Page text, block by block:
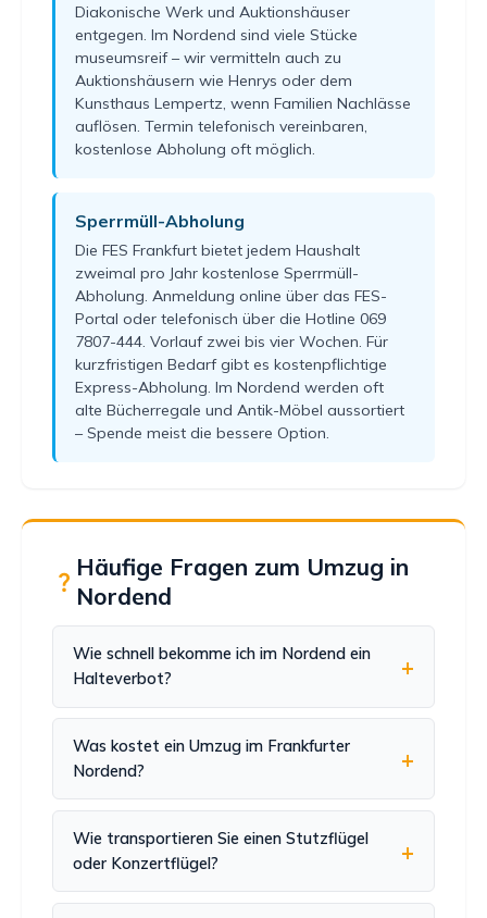
Diakonische Werk und Auktionshäuser
entgegen. Im Nordend sind viele Stücke
museumsreif – wir vermitteln auch zu
Auktionshäusern wie Henrys oder dem
Kunsthaus Lempertz, wenn Familien Nachlässe
auflösen. Termin telefonisch vereinbaren,
kostenlose Abholung oft möglich.
Sperrmüll-Abholung
Die FES Frankfurt bietet jedem Haushalt
zweimal pro Jahr kostenlose Sperrmüll-
Abholung. Anmeldung online über das FES-
Portal oder telefonisch über die Hotline 069
7807-444. Vorlauf zwei bis vier Wochen. Für
kurzfristigen Bedarf gibt es kostenpflichtige
Express-Abholung. Im Nordend werden oft
alte Bücherregale und Antik-Möbel aussortiert
– Spende meist die bessere Option.
Häufige Fragen zum Umzug in
Nordend
Wie schnell bekomme ich im Nordend ein
Halteverbot?
Was kostet ein Umzug im Frankfurter
Nordend?
Wie transportieren Sie einen Stutzflügel
oder Konzertflügel?